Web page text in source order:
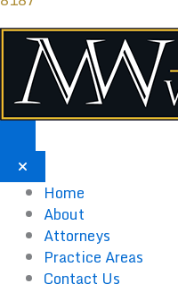
Home
About
Attorneys
Practice Areas
Contact Us